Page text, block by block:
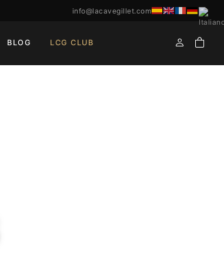
info@lacavegillet.com
BLOG LCG CLUB